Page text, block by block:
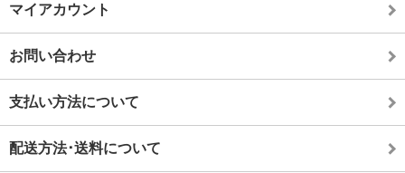
マイアカウント
お問い合わせ
支払い方法について
配送方法･送料について